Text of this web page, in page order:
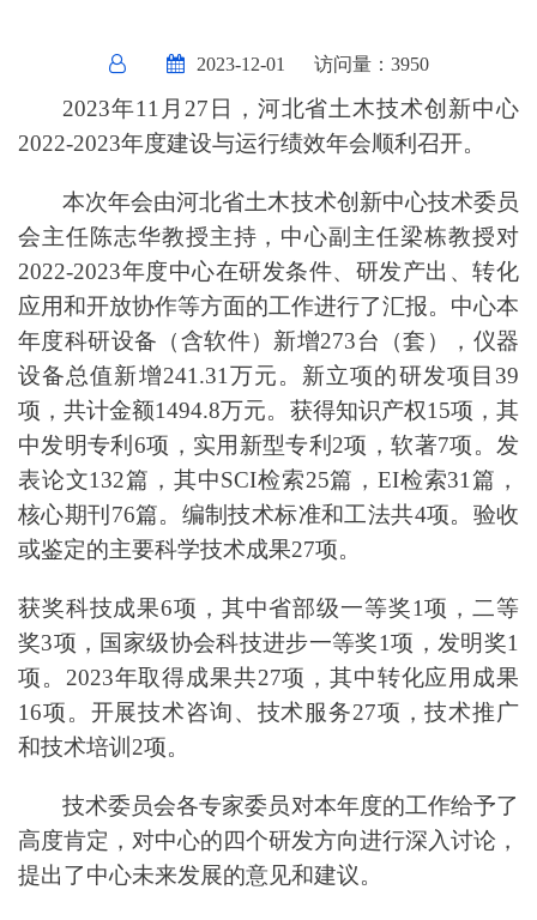
2023-12-01 访问量： 3950
2023年11 月 27 日，河北省土木技术创新中心
2022-2023年度建设与运行绩效年会顺利召开。
本次年会由河北省土木技术创新中心技术委员
会主任陈志华教授主持，中心副主任梁栋教授对
2022-2023年度中心在研发条件、研发产出 、转化
应用和开放协作等方面的工作进行了汇报。中心本
年度科研设备（含软件）新增273台（套），仪器
设备总值新增241.31 万元。新立项的研发项目 39
项，共计金额1494.8万元。获得知识产权15项，其
中发明专利 6项，实用新型专利 2项，软著7项。发
表论文132篇，其中SCI检索25篇，EI检索31 篇，
核心期刊 76篇。 编制技术标准和工法共4项。验收
或鉴定的主要科学技术成果27项。
获奖科技成果6项，其中省部级一等奖1项，二等
奖3项 ， 国家级协会科技进步一等奖1项，发明奖1
项。 2023年取得成果共27项，其中转化应用成果
16项。 开展技术咨询、技术服务27项，技术推广
和技术培训 2项。
技术委员会各专家委员对本年度的工作给予了
高度肯定，对中心的四个研发方向进行深入讨论，
提出了中心未来发展的意见和建议。